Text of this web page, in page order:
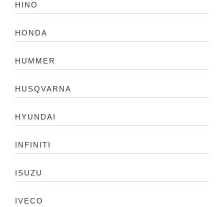
HINO
HONDA
HUMMER
HUSQVARNA
HYUNDAI
INFINITI
ISUZU
IVECO